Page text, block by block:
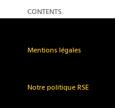
CONTENTS
Mentions légales
Notre politique RSE